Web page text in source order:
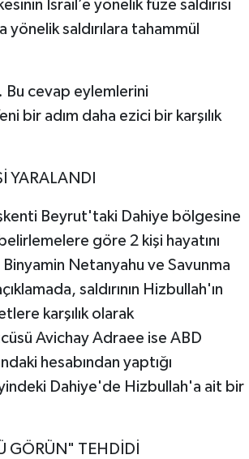
İsrail’e yönelik füze saldırısı
yönelik saldırılara tahammül
Bu cevap eylemlerini
bir adım daha ezici bir karşılık
YARALANDI
Beyrut'taki Dahiye bölgesine
göre 2 kişi hayatını
Netanyahu ve Savunma
saldırının Hizbullah'ın
karşılık olarak
Avichay Adraee ise ABD
hesabından yaptığı
Dahiye'de Hizbullah'a ait bir
GÖRÜN" TEHDİDİ